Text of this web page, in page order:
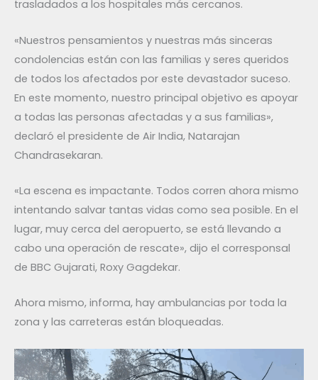
trasladados a los hospitales más cercanos.
«Nuestros pensamientos y nuestras más sinceras
condolencias están con las familias y seres queridos
de todos los afectados por este devastador suceso.
En este momento, nuestro principal objetivo es apoyar
a todas las personas afectadas y a sus familias»,
declaró el presidente de Air India, Natarajan
Chandrasekaran.
«La escena es impactante. Todos corren ahora mismo
intentando salvar tantas vidas como sea posible. En el
lugar, muy cerca del aeropuerto, se está llevando a
cabo una operación de rescate», dijo el corresponsal
de BBC Gujarati, Roxy Gagdekar.
Ahora mismo, informa, hay ambulancias por toda la
zona y las carreteras están bloqueadas.